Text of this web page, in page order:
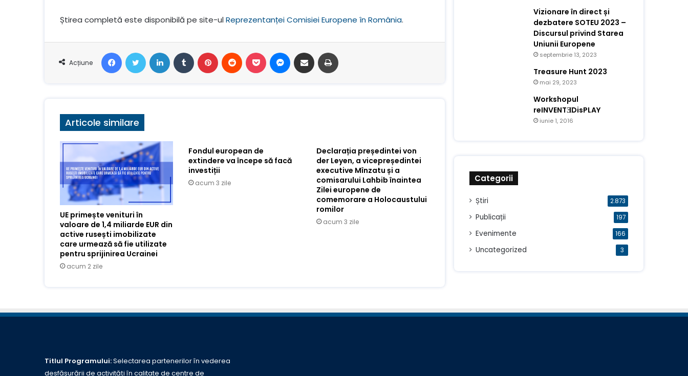
Știrea completă este disponibilă pe site-ulReprezentanței Comisiei Europene în România.
Acțiune
FacebookStare de nervozitateLinkedIn Tumblr Pinterest Reddit Buzunar Mesager Distribuie prin e-mail
Articole similare
UE primește venituri în
valoare de 1,4 miliarde EUR din
active rusești imobilizate
care urmează să fie utilizate
pentru sprijinirea Ucrainei
acum 2 zile
Fondul european de
extindere va începe să facă
investiții
acum 3 zile
Declarația președintei von
der Leyen, a vicepreședintei
executive Mînzatu și a
comisarului Lahbib înaintea
Zilei europene de
comemorare a Holocaustului
romilor
acum 3 zile
Vizionare în direct și
dezbatere SOTEU 2023 –
Discursul privind Starea
Uniunii Europene
septembrie 13, 2023
Treasure Hunt 2023
mai 29, 2023
Workshopul
reINVENTƎDisPLAY
iunie 1, 2016
Categorii
Știri 2.873
Publicații 197
Evenimente 166
Uncategorized 3
Titlul Programului:Selectarea partenerilor în vederea
desfășurării de activități în calitate de centre de